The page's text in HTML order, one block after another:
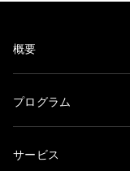
概要
プログラム
サービス